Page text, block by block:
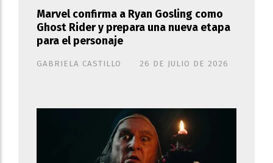
Marvel confirma a Ryan Gosling como
Ghost Rider y prepara una nueva etapa
para el personaje
GABRIELA CASTILLO 26 DE JULIO DE 2026